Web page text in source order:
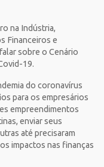
na Indústria,
Financeiros e
sobre o Cenário
19.
do coronavírus
para os empresários
empreendimentos
enviar seus
até precisaram
impactos nas finanças